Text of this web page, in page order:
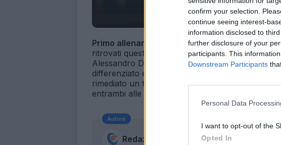
confirm your selection.
continue seeing interest-
information disclosed to
further disclosure of your
participants. This
Downstream Participants
Personal Data
I want to opt-out of the
Opted In
Diamanti (Getty
Primo allenamento del 2007perEugenio Corini
ritrovati quest'oggi per preparare la sfida
Alessandro Diamanti in gruppo e pronto a
differenziato e cure dai fisioterapisti invece per
rimediato un trauma distorsivo al piede. Ancora
entrambi alle prese con lavoro fisioterapico.
Autore
Redazione Fantacalcio.it